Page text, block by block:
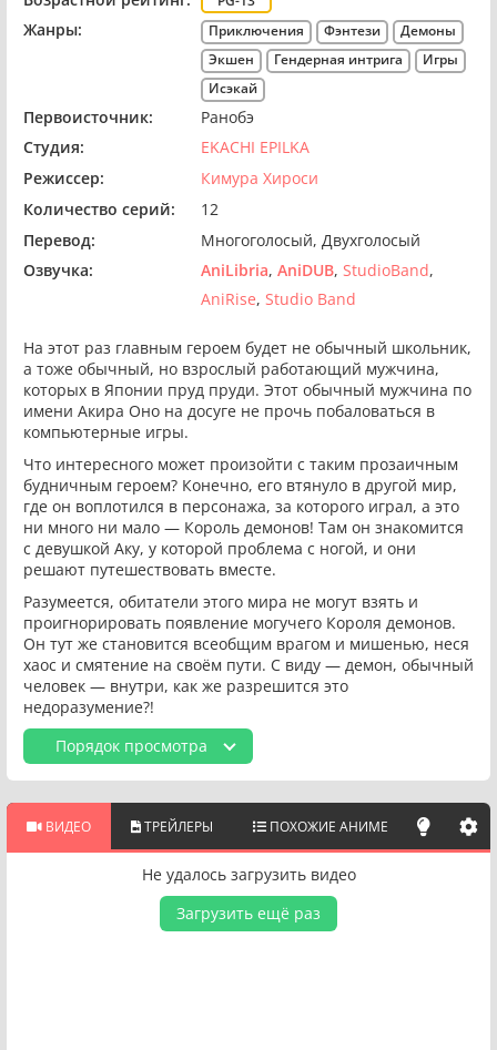
Жанры: Приключения Фэнтези
Демоны
Экшен
Гендерная интрига
Игры
Исэкай
Первоисточник:
Ранобэ
Студия:
EKACHI EPILKA
Режиссер:
Кимура Хироси
Количество серий:
12
Перевод:
Многоголосый Двухголосый
Озвучка:
AniLibria AniDUB StudioBand
AniRise Studio Band
На этот раз главным героем будет не обычный школьник,
а тоже обычный, но взрослый работающий мужчина,
которых в Японии пруд пруди. Этот обычный мужчина по
имени Акира Оно на досуге не прочь побаловаться в
компьютерные игры.
Что интересного может произойти с таким прозаичным
будничным героем? Конечно, его втянуло в другой мир,
где он воплотился в персонажа, за которого играл, а это
ни много ни мало — Король демонов! Там он знакомится
с девушкой Аку, у которой проблема с ногой, и они
решают путешествовать вместе.
Разумеется, обитатели этого мира не могут взять и
проигнорировать появление могучего Короля демонов.
Он тут же становится всеобщим врагом и мишенью, неся
хаос и смятение на своём пути. С виду — демон, обычный
человек — внутри, как же разрешится это
недоразумение?!
Порядок просмотра
ВИДЕО ТРЕЙЛЕРЫ ПОХОЖИЕ АНИМЕ
Не удалось загрузить видео
Загрузить ещё раз